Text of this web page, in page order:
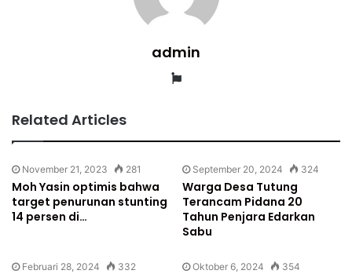
admin
Website
Related Articles
November 21, 2023 281
Moh Yasin optimis bahwa
target penurunan stunting
14 persen di…
September 20, 2024 324
Warga Desa Tutung
Terancam Pidana 20
Tahun Penjara Edarkan
Sabu
Februari 28, 2024 332 Oktober 6, 2024 354